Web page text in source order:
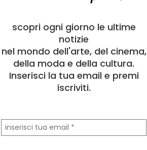
scopri ogni giorno le ultime
notizie
nel mondo dell'arte, del cinema,
della moda e della cultura.
Inserisci la tua email e premi
iscriviti.
la
tua
email